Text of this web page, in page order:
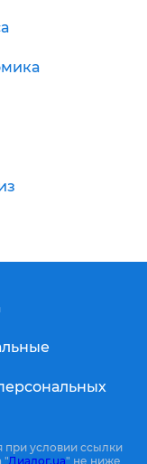
при условии ссылки
"Диалог.ua" не ниже